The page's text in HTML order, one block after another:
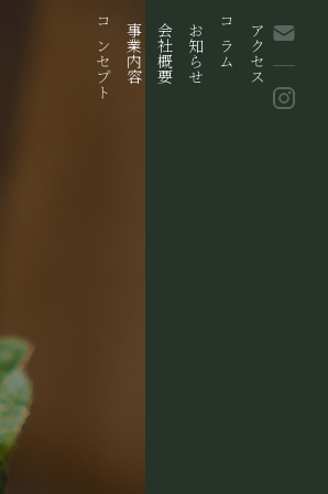
コンセプト 事業内容 会社概要 お知らせ コラム アクセス